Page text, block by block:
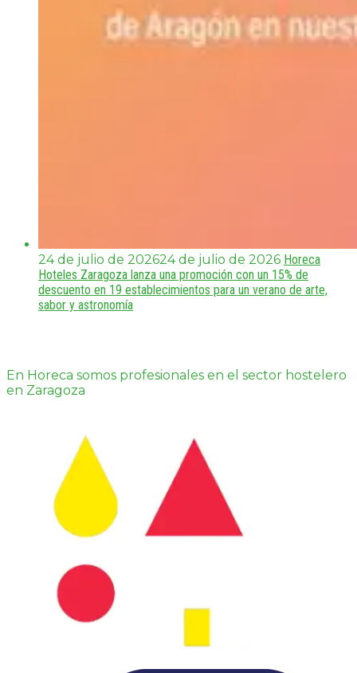
24 de julio de 202624 de julio de 2026 Horeca
Hoteles Zaragoza lanza una promoción con un 15% de
descuento en 19 establecimientos para un verano de arte,
sabor y astronomía
En Horeca somos profesionales en el sector hostelero
en Zaragoza